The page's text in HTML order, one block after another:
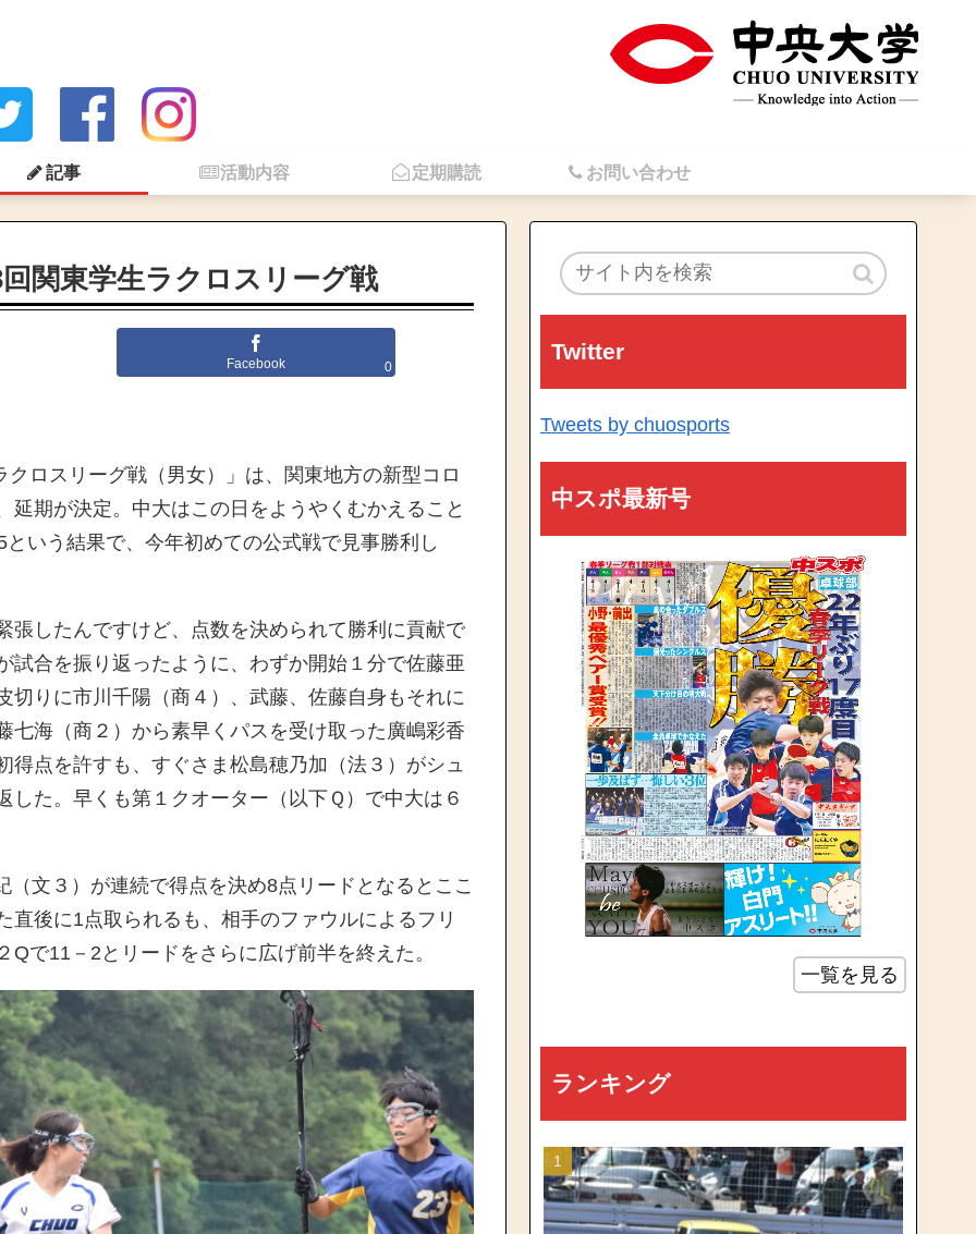
記事 活動内容 定期購読 お問い合わせ
関東学生ラクロスリーグ戦
Facebook 0
ロスリーグ戦（男女）」は、関東地方の新型コロ
期が決定。中大はこの日をようやくむかえること
いう結果で、今年初めての公式戦で見事勝利し
張したんですけど、点数を決められて勝利に貢献で
試合を振り返ったように、わずか開始１分で佐藤亜
りに市川千陽（商４）、武藤、佐藤自身もそれに
七海（商２）から素早くパスを受け取った廣嶋彩香
点を許すも、すぐさま松島穂乃加（法３）がシュ
た。早くも第１クオーター（以下Ｑ）で中大は６
文３）が連続で得点を決め8点リードとなるとここ
後に1点取られるも、相手のファウルによるフリ
で11－2とリードをさらに広げ前半を終えた。
Twitter
Tweets by chuosports
中スポ最新号
一覧を見る
ランキング